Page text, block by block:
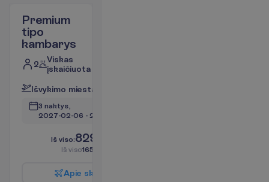
Premium
tipo
kambarys
2
Viskas
įskaičiuota
Išvykimo miesta
3 naktys,
2027-02-06 - 2027-02-09
Iš viso:829.00
Iš viso1658.00
Apie sk